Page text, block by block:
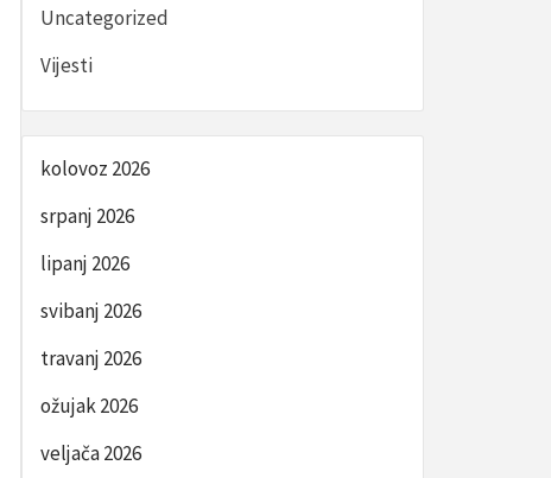
Uncategorized
Vijesti
kolovoz 2026
srpanj 2026
lipanj 2026
svibanj 2026
travanj 2026
ožujak 2026
veljača 2026